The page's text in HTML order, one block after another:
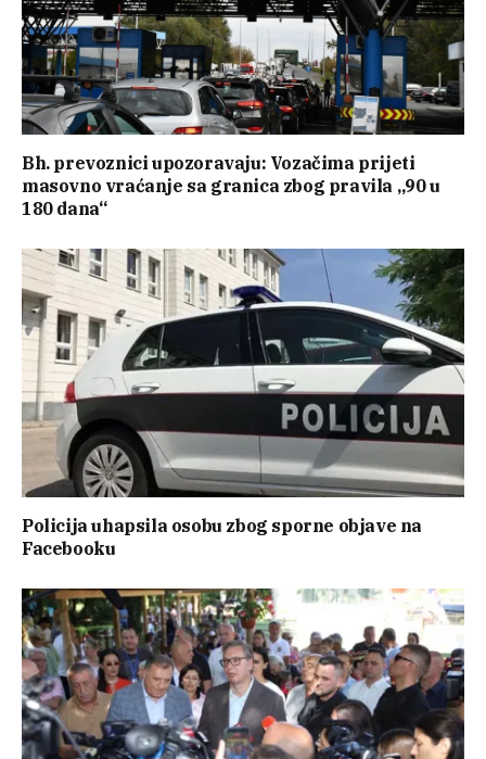
Bh. prevoznici upozoravaju: Vozačima prijeti
masovno vraćanje sa granica zbog pravila „90 u
180 dana“
Policija uhapsila osobu zbog sporne objave na
Facebooku